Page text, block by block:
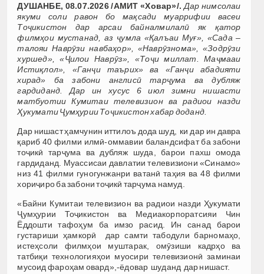
ДУШАНБЕ, 08.07.2026 /АМИТ «Ховар»/. Дар нимсолаи
якуми соли равон
бо мақсади муаррифии васеи
Тоҷикистон дар арсаи байналмилалӣ як қатор
филмҳои мустанад, аз ҷумла «Қалъаи Муғ», «Сада –
талояи Наврӯзи навбаҳор», «Наврӯзнома», «Зодрӯзи
хуршед», «Ҷилои Наврӯз», «Тоҷи миллат. Маҷмааи
Истиқлол», «Ганҷи таърих» ва «Ганҷи абадияти
хирад» ба забони англисӣ тарҷума ва дубляж
гардиданд. Дар ин хусус 6 июл зимни нишасти
матбуотии Кумитаи телевизион ва радиои назди
Ҳукумати Ҷумҳурии Тоҷикистон хабар доданд.
Дар нишаст ҳамчунин иттилоъ дода шуд, ки дар ин давра
қариб 40 филми илмӣ-оммавии баландсифат ба забони
тоҷикӣ тарҷума ва дубляж шуда, барои пахш омода
гардиданд. Муассисаи давлатии телевизиони «Синамо»
низ 41 филми гуногунжанри ватанӣ таҳия ва 48 филми
хориҷиро ба забони тоҷикӣ тарҷума намуд.
«Байни Кумитаи телевизион ва радиои назди Ҳукумати
Ҷумҳурии Тоҷикистон ва Медиакорпоратсияи Чин
Ёддошти тафоҳум ба имзо расид. Ин санад барои
густариши ҳамкорӣ дар самти табодули барномаҳо,
истеҳсоли филмҳои муштарак, омӯзиши кадрҳо ва
татбиқи технологияҳои муосири телевизионӣ заминаи
мусоид фароҳам овард»,-ёдовар шуданд дар нишаст.